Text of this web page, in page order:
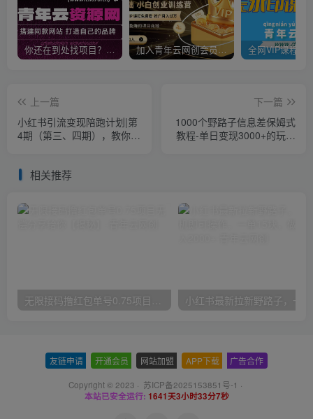
你还在到处找项目？还在当韭菜？我靠卖项目一个月收入5万+，曾经我也是个失败者。 加入青年云网创会员，全站资源免费学习。加入高级合伙人，推广日入1000+
上一篇
小红书引流变现陪跑计划|第
4期（第三、四期），教你如
下一篇
1000个野路子信息差保姆式
教程-单日变现3000+的玩法
相关推荐
无限接码撸红包单号0.75项目无偿分享给你【揭秘】
友链申请 开通会员 网站加盟 APP下载 广告合作
Copyright © 2023 · 苏ICP备2025153851号-1 ·
本站已安全运行: 1641天3小时33分7秒